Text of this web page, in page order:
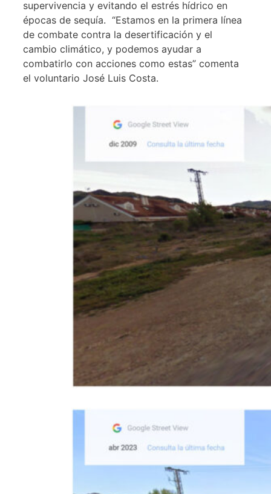
supervivencia y evitando el estrés hídrico en
épocas de sequía. “Estamos en la primera línea
de combate contra la desertificación y el
cambio climático, y podemos ayudar a
combatirlo con acciones como estas” comenta
el voluntario José Luis Costa.